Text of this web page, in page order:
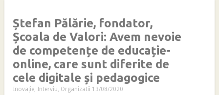
Ștefan Pălărie, fondator,
Școala de Valori: Avem nevoie
de competențe de educație-
online, care sunt diferite de
cele digitale și pedagogice
Inovație, Interviu, Organizatii 13/08/2020